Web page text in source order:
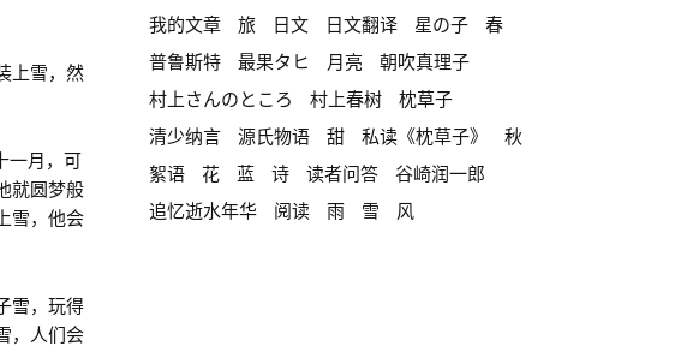
上雪，然
一月，可
就圆梦般
雪，他会
雪，玩得
，人们会
我的文章
旅 日文 日文翻译 星の子
春
普鲁斯特
最果タヒ 月亮
朝吹真理子
村上さんのところ
村上春树
枕草子
清少纳言
源氏物语 甜 私读《枕草子》
秋
絮语
花 蓝 诗 读者问答
谷崎润一郎
追忆逝水年华
阅读 雨 雪 风